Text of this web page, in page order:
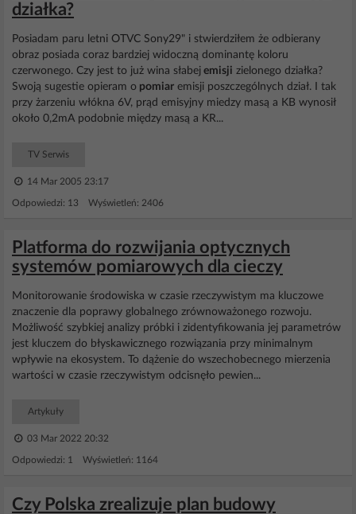
działka?
Posiadam paru letni OTVC Sony29" i stwierdziłem że odbierany
obraz posiada coraz bardziej widoczną dominantę koloru
czerwonego. Czy jest to już wina słabej emisji zielonego działka?
Swoją sugestie opieram o pomiar emisji poszczególnych dział. I tak
przy żarzeniu włókna 6V, prąd emisyjny miedzy masą a KB wynosił
około 0,2mA podobnie między masą a KR...
TV Serwis
14 Mar 2005 23:17
Odpowiedzi: 13 Wyświetleń: 2406
Platforma do rozwijania optycznych
systemów pomiarowych dla cieczy
Monitorowanie środowiska w czasie rzeczywistym ma kluczowe
znaczenie dla poprawy globalnego zrównoważonego rozwoju.
Możliwość szybkiej analizy próbki i zidentyfikowania jej parametrów
jest kluczem do błyskawicznego rozwiązania przy minimalnym
wpływie na ekosystem. To dążenie do wszechobecnego mierzenia
wartości w czasie rzeczywistym odcisnęło pewien...
Artykuły
03 Mar 2022 20:32
Odpowiedzi: 1 Wyświetleń: 1164
Czy Polska zrealizuje plan budowy